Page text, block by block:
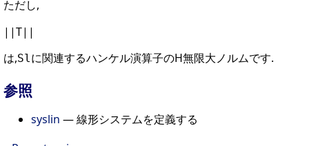
ただし,
||T||
は,Slに関連するハンケル演算子のH無限大ノルムです.
参照
syslin — 線形システムを定義する